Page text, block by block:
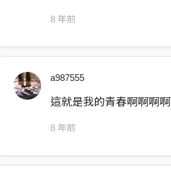
8 年前
a987555
這就是我的青春啊啊啊啊
8 年前